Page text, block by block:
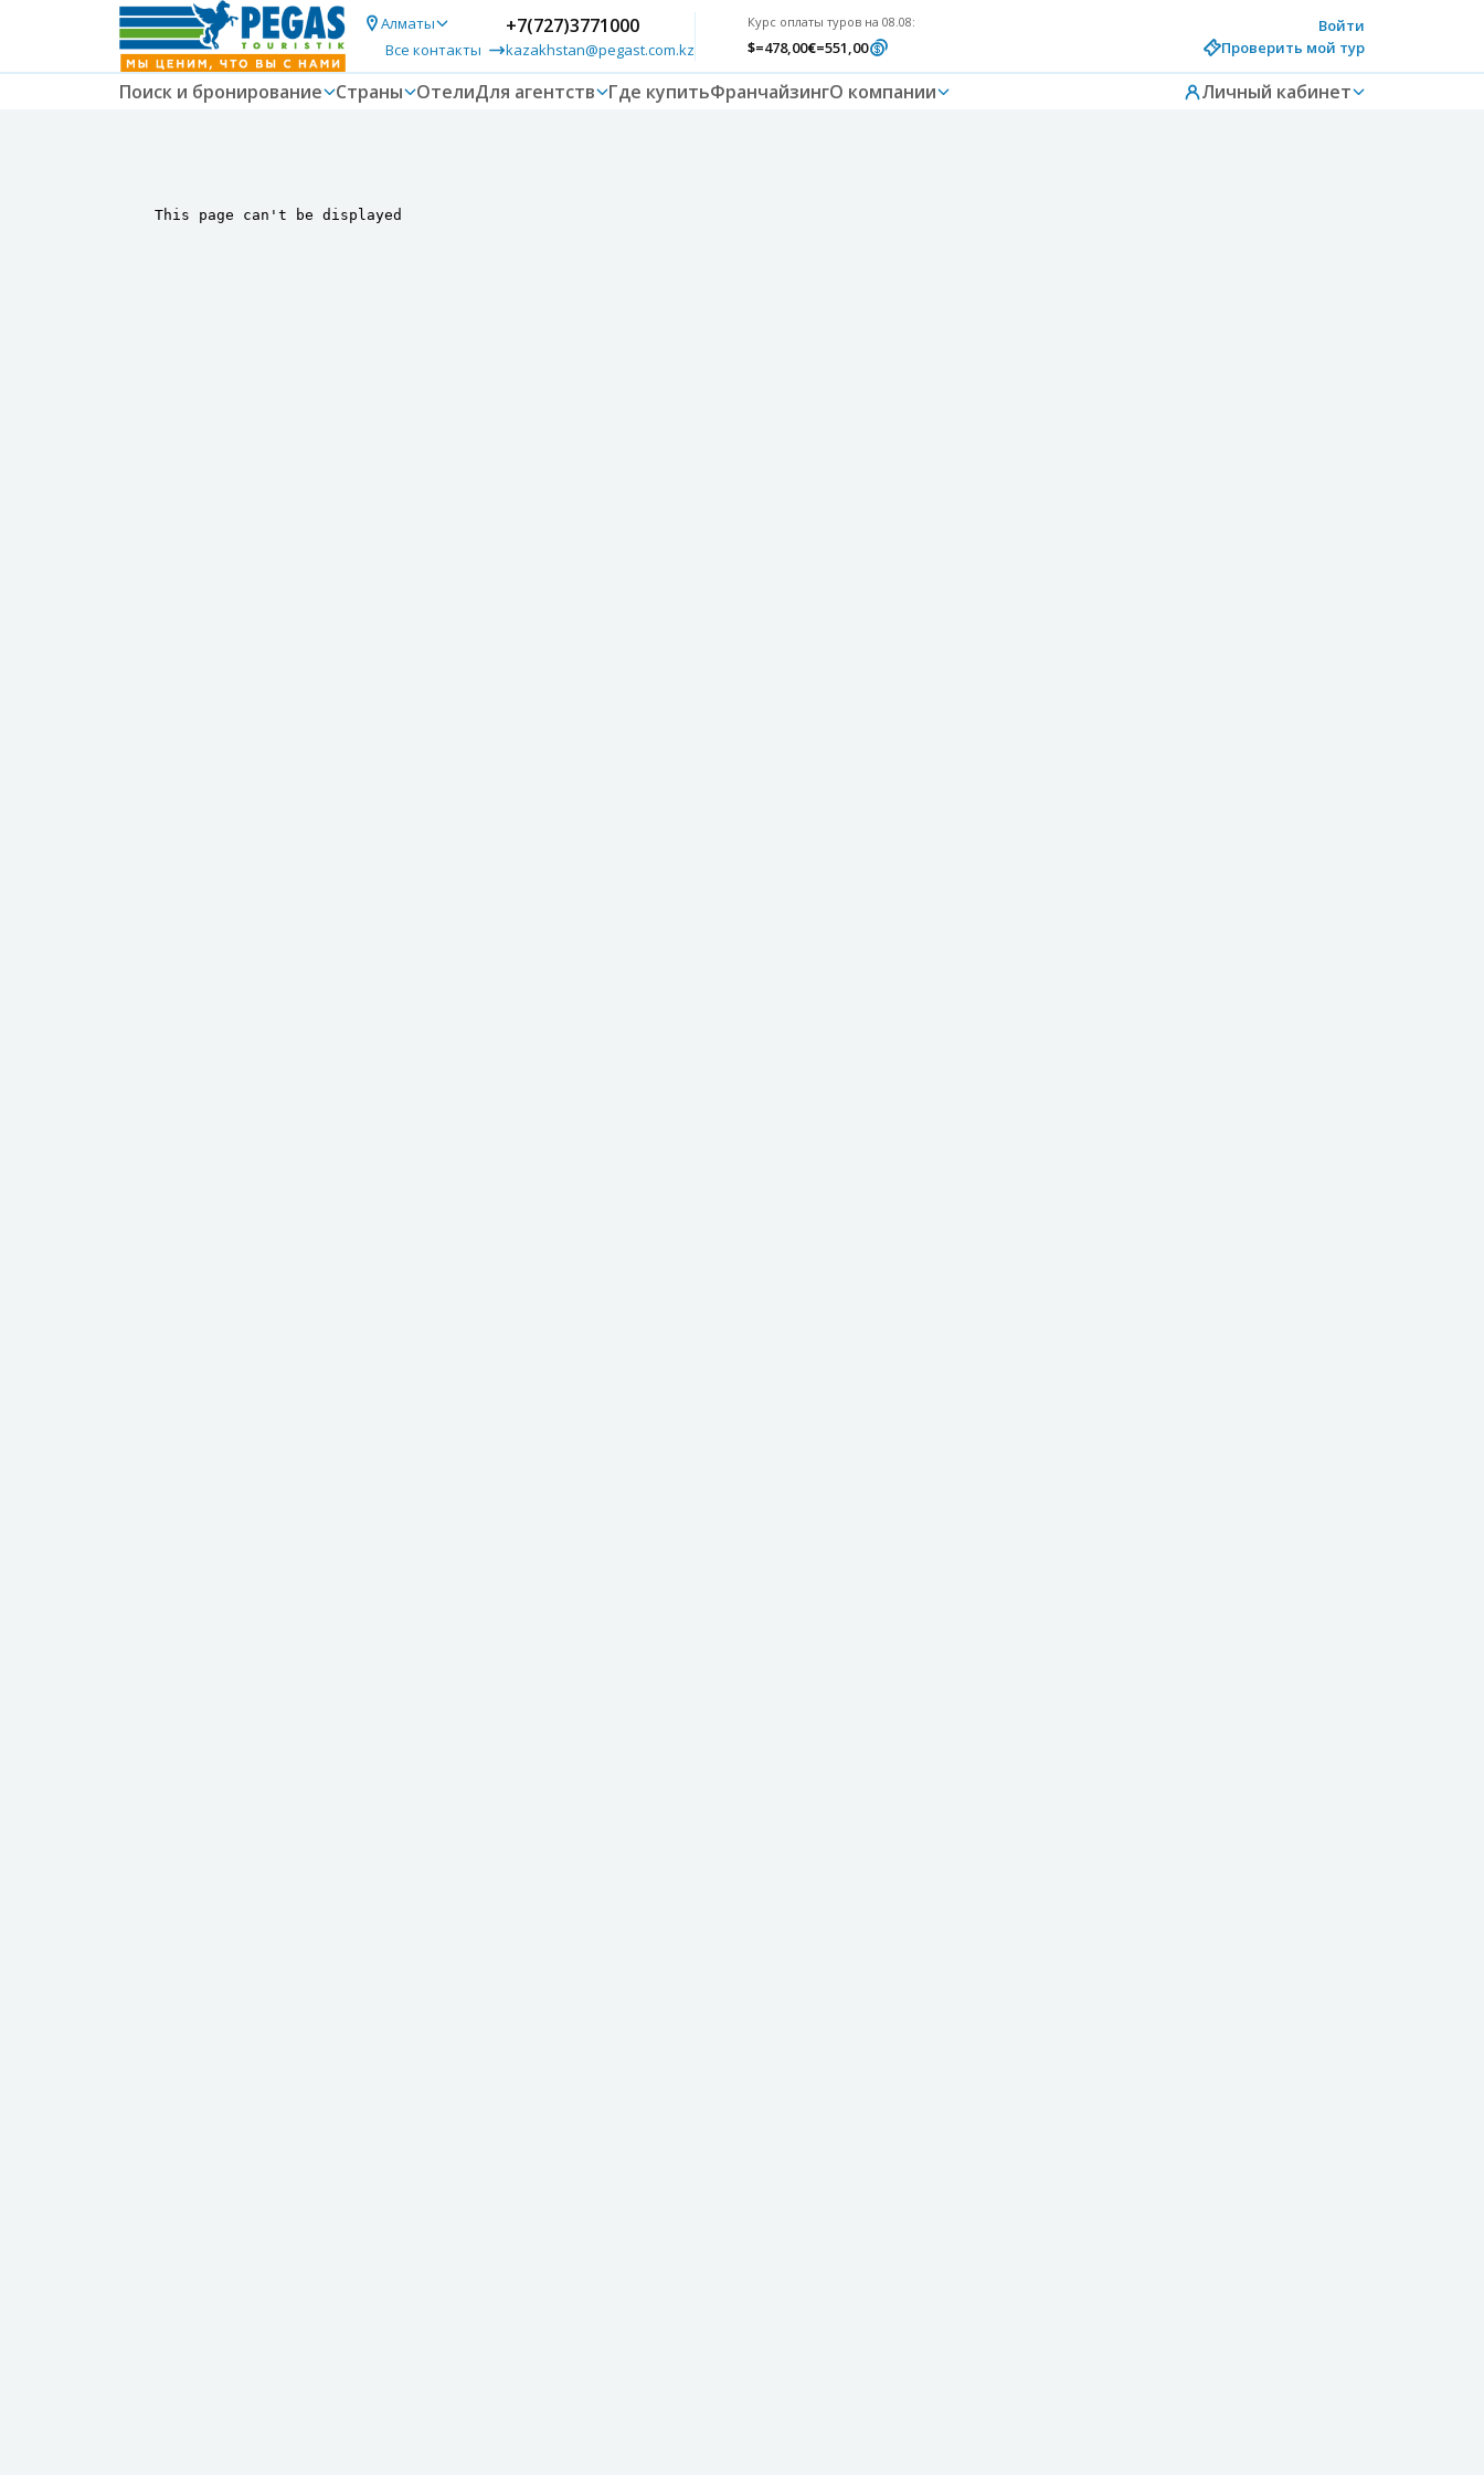
Алматы
Все контакты
+7(727)3771000
kazakhstan@pegast.com.kz
Курс оплаты туров на 08.08:
$=478,00€=551,00
Войти
Проверить мой тур
Поиск и бронирование Страны ОтелиДля агентств Где купитьФранчайзингО компании Личный кабинет